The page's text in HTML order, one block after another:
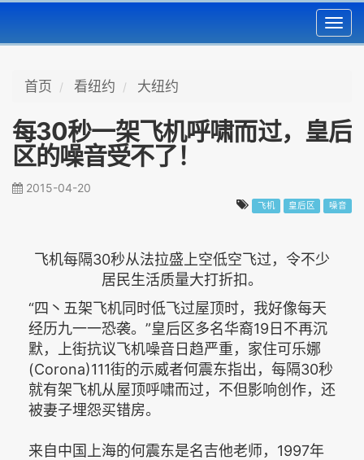
首页 看纽约 大纽约
每30秒一架飞机呼啸而过，皇后
区的噪音受不了！
2015-04-20
飞机 皇后区 噪音
飞机每隔30秒从法拉盛上空低空飞过，令不少
居民生活质量大打折扣。
“四丶五架飞机同时低飞过屋顶时，我好像每天
经历九一一恐袭。”皇后区多名华裔19日不再沉
默，上街抗议飞机噪音日趋严重，家住可乐娜
(Corona)111街的示威者何震东指出，每隔30秒
就有架飞机从屋顶呼啸而过，不但影响创作，还
被妻子埋怨买错房。
来自中国上海的何震东是名吉他老师，1997年